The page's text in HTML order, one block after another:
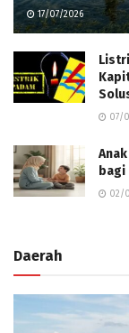
17/07/2026
07/
bagi
02/
Daerah